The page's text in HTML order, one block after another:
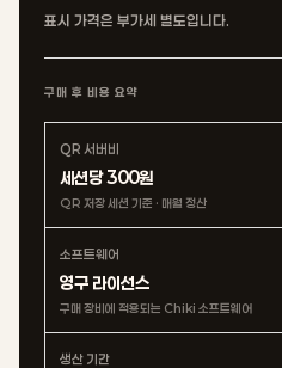
표시 가격은 부가세 별도입니다.
구매 후 비용 요약
QR 서버비
세션당 300원
QR 저장 세션 기준 · 매월 정산
소프트웨어
영구 라이선스
구매 장비에 적용되는 Chiki 소프트웨어
생산 기간